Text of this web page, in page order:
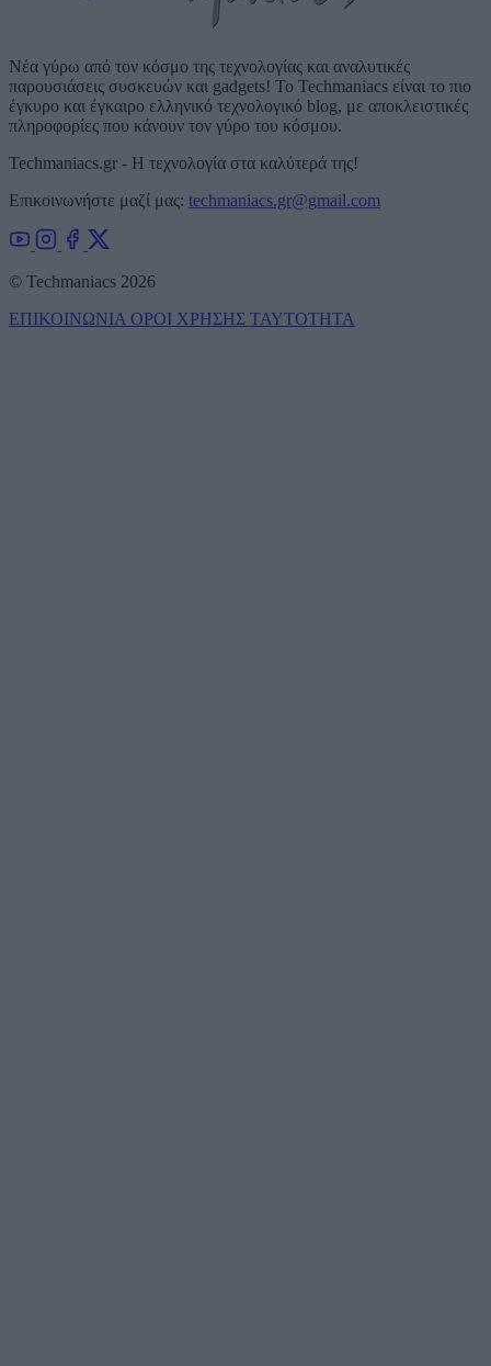
Νέα γύρω από τον κόσμο της τεχνολογίας και αναλυτικές
παρουσιάσεις συσκευών και gadgets! Το Techmaniacs είναι το πιο
έγκυρο και έγκαιρο ελληνικό τεχνολογικό blog, με αποκλειστικές
πληροφορίες που κάνουν τον γύρο του κόσμου.
Techmaniacs.gr - Η τεχνολογία στα καλύτερά της!
Επικοινωνήστε μαζί μας: techmaniacs.gr@gmail.com
© Techmaniacs 2026
ΕΠΙΚΟΙΝΩΝΙΑ ΟΡΟΙ ΧΡΗΣΗΣ ΤΑΥΤΟΤΗΤΑ